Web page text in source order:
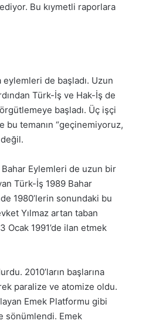
Bu kıymetli raporlara
de başladı. Uzun
Türk-İş ve Hak-İş de
başladı. Üç işçi
bu temanın “geçinemiyoruz,
Eylemleri de uzun bir
Türk-İş 1989 Bahar
1980’lerin sonundaki bu
Yılmaz artan taban
Ocak 1991’de ilan etmek
2010’ların başlarına
paralize ve atomize oldu.
Emek Platformu gibi
sönümlendi. Emek